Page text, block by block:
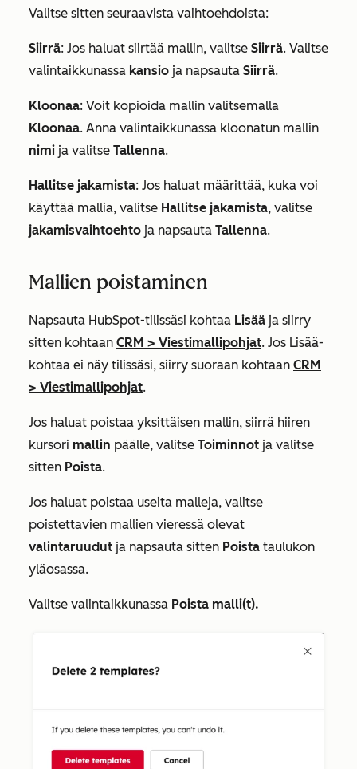
Valitse sitten seuraavista vaihtoehdoista:
Siirrä: Jos haluat siirtää mallin, valitse Siirrä. Valitse
valintaikkunassa kansio ja napsauta Siirrä.
Kloonaa: Voit kopioida mallin valitsemalla
Kloonaa. Anna valintaikkunassa kloonatun mallin
nimi ja valitse Tallenna.
Hallitse jakamista: Jos haluat määrittää, kuka voi
käyttää mallia, valitse Hallitse jakamista, valitse
jakamisvaihtoehto ja napsauta Tallenna.
Mallien poistaminen
Napsauta HubSpot-tilissäsi kohtaa Lisää ja siirry
sitten kohtaan CRM > Viestimallipohjat. Jos Lisää-
kohtaa ei näy tilissäsi, siirry suoraan kohtaan CRM
> Viestimallipohjat.
Jos haluat poistaa yksittäisen mallin, siirrä hiiren
kursori mallin päälle, valitse Toiminnot ja valitse
sitten Poista.
Jos haluat poistaa useita malleja, valitse
poistettavien mallien vieressä olevat
valintaruudut ja napsauta sitten Poista taulukon
yläosassa.
Valitse valintaikkunassa Poista malli(t).